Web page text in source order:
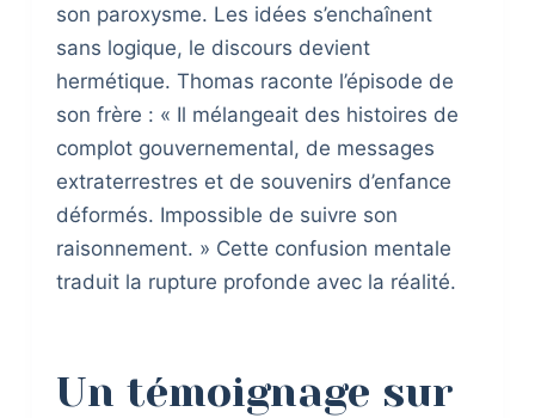
son paroxysme. Les idées s’enchaînent
sans logique, le discours devient
hermétique. Thomas raconte l’épisode de
son frère : « Il mélangeait des histoires de
complot gouvernemental, de messages
extraterrestres et de souvenirs d’enfance
déformés. Impossible de suivre son
raisonnement. » Cette confusion mentale
traduit la rupture profonde avec la réalité.
Un témoignage sur